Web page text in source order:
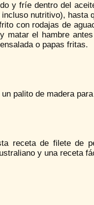
y fríe dentro del
nutritivo), hasta
con rodajas de
matar el hambre
o papas fritas.
palito de madera
receta de filete de
y una receta